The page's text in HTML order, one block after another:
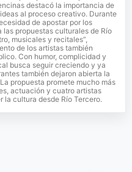
destacó la importancia de
al proceso creativo. Durante
de apostar por los
propuestas culturales de Río
musicales y recitales”,
de los artistas también
Con humor, complicidad y
busca seguir creciendo y ya
también dejaron abierta la
propuesta promete mucho más
actuación y cuatro artistas
la cultura desde Río Tercero.